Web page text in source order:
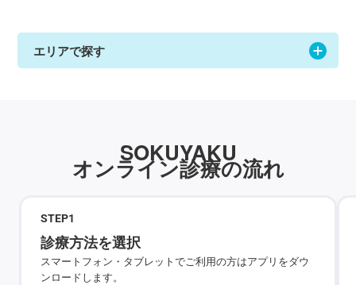
エリアで探す
SOKUYAKU
オンライン診療の流れ
STEP1
診療方法を選択
スマートフォン・タブレットでご利用の方はアプリをダウ
ンロードします。